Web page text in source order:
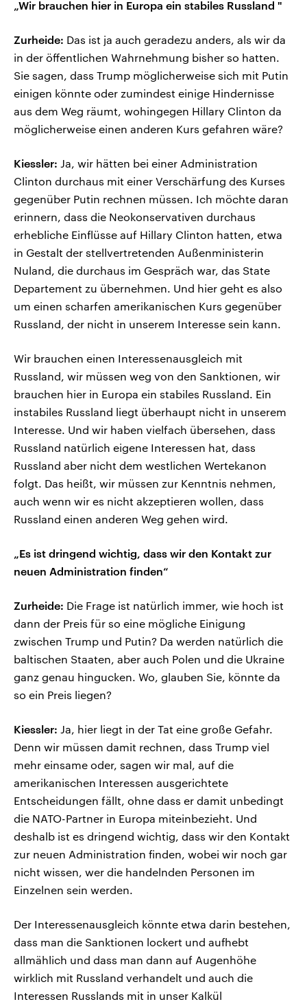
„Wir brauchen hier in Europa ein stabiles Russland "
Zurheide: Das ist ja auch geradezu anders, als wir da
in der öffentlichen Wahrnehmung bisher so hatten.
Sie sagen, dass Trump möglicherweise sich mit Putin
einigen könnte oder zumindest einige Hindernisse
aus dem Weg räumt, wohingegen Hillary Clinton da
möglicherweise einen anderen Kurs gefahren wäre?
Kiessler: Ja, wir hätten bei einer Administration
Clinton durchaus mit einer Verschärfung des Kurses
gegenüber Putin rechnen müssen. Ich möchte daran
erinnern, dass die Neokonservativen durchaus
erhebliche Einflüsse auf Hillary Clinton hatten, etwa
in Gestalt der stellvertretenden Außenministerin
Nuland, die durchaus im Gespräch war, das State
Departement zu übernehmen. Und hier geht es also
um einen scharfen amerikanischen Kurs gegenüber
Russland, der nicht in unserem Interesse sein kann.
Wir brauchen einen Interessenausgleich mit
Russland, wir müssen weg von den Sanktionen, wir
brauchen hier in Europa ein stabiles Russland. Ein
instabiles Russland liegt überhaupt nicht in unserem
Interesse. Und wir haben vielfach übersehen, dass
Russland natürlich eigene Interessen hat, dass
Russland aber nicht dem westlichen Wertekanon
folgt. Das heißt, wir müssen zur Kenntnis nehmen,
auch wenn wir es nicht akzeptieren wollen, dass
Russland einen anderen Weg gehen wird.
„Es ist dringend wichtig, dass wir den Kontakt zur
neuen Administration finden“
Zurheide: Die Frage ist natürlich immer, wie hoch ist
dann der Preis für so eine mögliche Einigung
zwischen Trump und Putin? Da werden natürlich die
baltischen Staaten, aber auch Polen und die Ukraine
ganz genau hingucken. Wo, glauben Sie, könnte da
so ein Preis liegen?
Kiessler: Ja, hier liegt in der Tat eine große Gefahr.
Denn wir müssen damit rechnen, dass Trump viel
mehr einsame oder, sagen wir mal, auf die
amerikanischen Interessen ausgerichtete
Entscheidungen fällt, ohne dass er damit unbedingt
die NATO-Partner in Europa miteinbezieht. Und
deshalb ist es dringend wichtig, dass wir den Kontakt
zur neuen Administration finden, wobei wir noch gar
nicht wissen, wer die handelnden Personen im
Einzelnen sein werden.
Der Interessenausgleich könnte etwa darin bestehen,
dass man die Sanktionen lockert und aufhebt
allmählich und dass man dann auf Augenhöhe
wirklich mit Russland verhandelt und auch die
Interessen Russlands mit in unser Kalkül